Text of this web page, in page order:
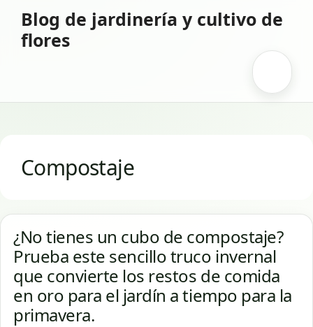
contenido
Blog de jardinería y cultivo de
flores
Compostaje
¿No tienes un cubo de compostaje?
Prueba este sencillo truco invernal
que convierte los restos de comida
en oro para el jardín a tiempo para la
primavera.